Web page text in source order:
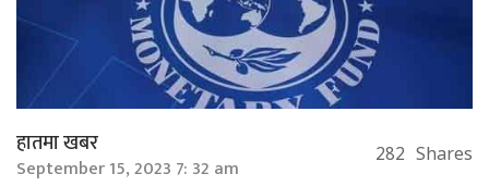
हातमा खबर
September 15, 2023 7: 32 am 282 Shares